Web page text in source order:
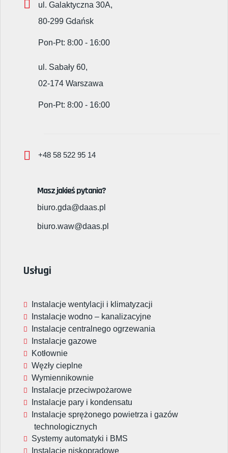
ul. Galaktyczna 30A,
80-299 Gdańsk
Pon-Pt: 8:00 - 16:00
ul. Sabały 60,
02-174 Warszawa
Pon-Pt: 8:00 - 16:00
+48 58 522 95 14
Masz jakieś pytania?
biuro.gda@daas.pl
biuro.waw@daas.pl
Usługi
Instalacje wentylacji i klimatyzacji
Instalacje wodno – kanalizacyjne
Instalacje centralnego ogrzewania
Instalacje gazowe
Kotłownie
Węzły cieplne
Wymiennikownie
Instalacje przeciwpożarowe
Instalacje pary i kondensatu
Instalacje sprężonego powietrza i gazów
technologicznych
Systemy automatyki i BMS
Instalacje niskoprądowe